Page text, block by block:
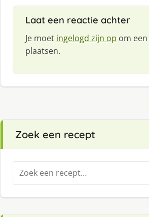
Laat een reactie achter
Je moet ingelogd zijn op om
plaatsen.
Zoek een recept
Zoeken
naar: